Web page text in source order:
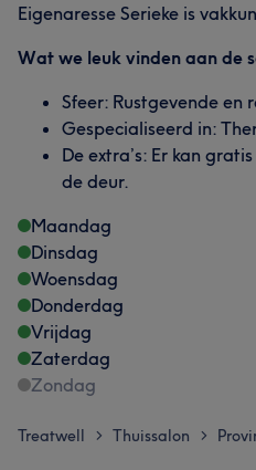
Eigenaresse Serieke is
Wat we leuk vinden aan de
Sfeer: Rustgevende en
Gespecialiseerd in:
De extra’s: Er kan
de deur.
Maandag
Dinsdag
Woensdag
Donderdag
Vrijdag
Zaterdag
Zondag
Treatwell > Thuissalon >